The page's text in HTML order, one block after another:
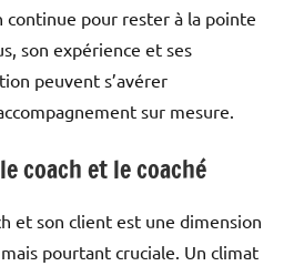
continue pour rester à la pointe
son expérience et ses
peuvent s’avérer
sur mesure.
coach et le coaché
et son client est une dimension
pourtant cruciale. Un climat